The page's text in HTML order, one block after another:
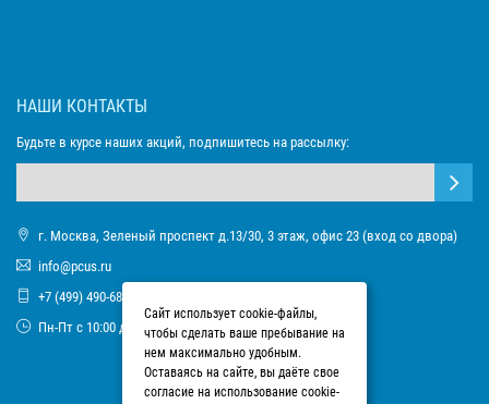
НАШИ КОНТАКТЫ
Будьте в курсе наших акций, подпишитесь на рассылку:
г. Москва, Зеленый проспект д.13/30, 3 этаж, офис 23 (вход со двора)
info@pcus.ru
+7 (499) 490-68-93
Пн-Пт с 10:00 до 17:00
Сайт использует cookie-файлы,
чтобы сделать ваше пребывание на
нем максимально удобным.
Оставаясь на сайте, вы даёте свое
согласие на использование cookie-